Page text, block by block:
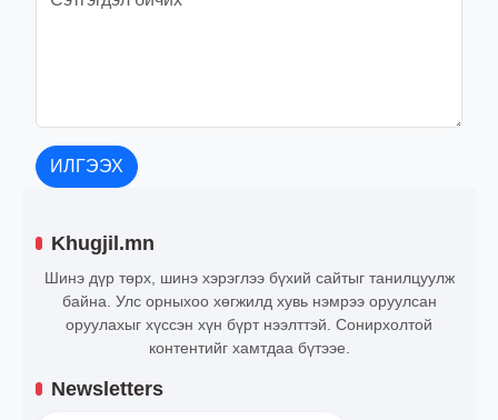
ИЛГЭЭХ
Khugjil.mn
Шинэ дүр төрх, шинэ хэрэглээ бүхий сайтыг танилцуулж
байна. Улс орныхоо хөгжилд хувь нэмрээ оруулсан
оруулахыг хүссэн хүн бүрт нээлттэй. Сонирхолтой
контентийг хамтдаа бүтээе.
Newsletters